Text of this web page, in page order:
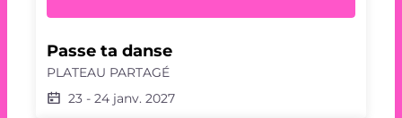
Passe ta danse
PLATEAU PARTAGÉ
23 - 24 janv. 2027